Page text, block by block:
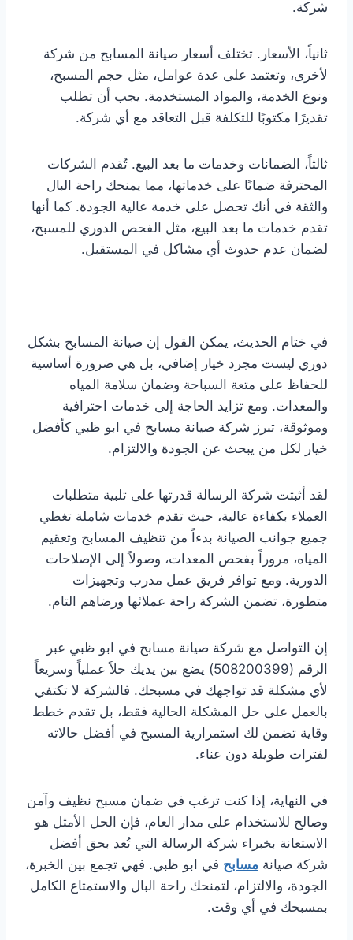
شركة.
ثانياً، الأسعار. تختلف أسعار صيانة المسابح من شركة
لأخرى، وتعتمد على عدة عوامل، مثل حجم المسبح،
ونوع الخدمة، والمواد المستخدمة. يجب أن تطلب
تقديرًا مكتوبًا للتكلفة قبل التعاقد مع أي شركة.
ثالثاً، الضمانات وخدمات ما بعد البيع. تُقدم الشركات
المحترفة ضمانًا على خدماتها، مما يمنحك راحة البال
والثقة في أنك تحصل على خدمة عالية الجودة. كما أنها
تقدم خدمات ما بعد البيع، مثل الفحص الدوري للمسبح،
لضمان عدم حدوث أي مشاكل في المستقبل.
في ختام الحديث، يمكن القول إن صيانة المسابح بشكل
دوري ليست مجرد خيار إضافي، بل هي ضرورة أساسية
للحفاظ على متعة السباحة وضمان سلامة المياه
والمعدات. ومع تزايد الحاجة إلى خدمات احترافية
وموثوقة، تبرز شركة صيانة مسابح في ابو ظبي كأفضل
خيار لكل من يبحث عن الجودة والالتزام.
لقد أثبتت شركة الرسالة قدرتها على تلبية متطلبات
العملاء بكفاءة عالية، حيث تقدم خدمات شاملة تغطي
جميع جوانب الصيانة بدءاً من تنظيف المسابح وتعقيم
المياه، مروراً بفحص المعدات، وصولاً إلى الإصلاحات
الدورية. ومع توافر فريق عمل مدرب وتجهيزات
متطورة، تضمن الشركة راحة عملائها ورضاهم التام.
إن التواصل مع شركة صيانة مسابح في ابو ظبي عبر
الرقم (508200399) يضع بين يديك حلاً عملياً وسريعاً
لأي مشكلة قد تواجهك في مسبحك. فالشركة لا تكتفي
بالعمل على حل المشكلة الحالية فقط، بل تقدم خطط
وقاية تضمن لك استمرارية المسبح في أفضل حالاته
لفترات طويلة دون عناء.
في النهاية، إذا كنت ترغب في ضمان مسبح نظيف وآمن
وصالح للاستخدام على مدار العام، فإن الحل الأمثل هو
الاستعانة بخبراء شركة الرسالة التي تُعد بحق أفضل
شركة صيانة مسابح في ابو ظبي. فهي تجمع بين الخبرة،
الجودة، والالتزام، لتمنحك راحة البال والاستمتاع الكامل
بمسبحك في أي وقت.